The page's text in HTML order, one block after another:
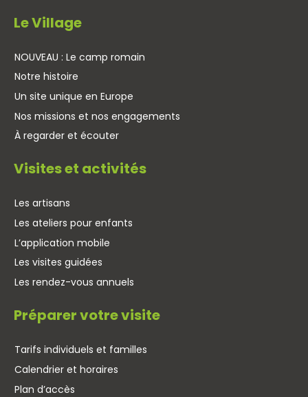
Le Village
NOUVEAU : Le camp romain
Notre histoire
Un site unique en Europe
Nos missions et nos engagements
À regarder et écouter
Visites et activités
Les artisans
Les ateliers pour enfants
L’application mobile
Les visites guidées
Les rendez-vous annuels
Préparer votre visite
Tarifs individuels et familles
Calendrier et horaires
Plan d’accès